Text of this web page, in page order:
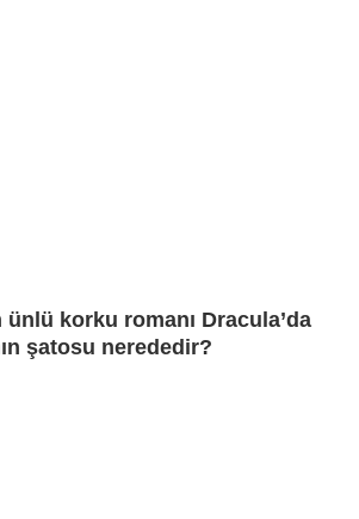
ünlü korku romanı Dracula’da
şatosu nerededir?